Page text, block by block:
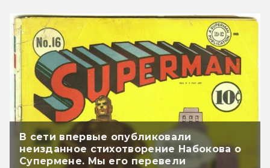
В сети впервые опубликовали
неизданное стихотворение Набокова о
Супермене. Мы его перевели